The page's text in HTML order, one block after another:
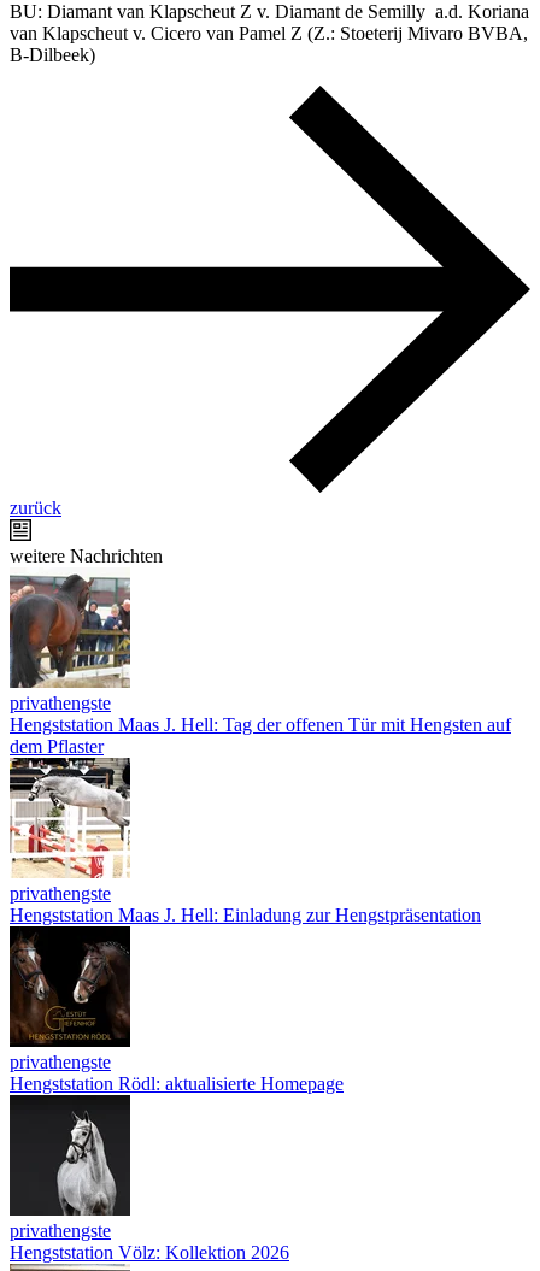
BU: Diamant van Klapscheut Z v. Diamant de Semilly a.d. Koriana
van Klapscheut v. Cicero van Pamel Z (Z.: Stoeterij Mivaro BVBA,
B-Dilbeek)
zurück
weitere Nachrichten
privathengste
Hengststation Maas J. Hell: Tag der offenen Tür mit Hengsten auf
dem Pflaster
privathengste
Hengststation Maas J. Hell: Einladung zur Hengstpräsentation
privathengste
Hengststation Rödl: aktualisierte Homepage
privathengste
Hengststation Völz: Kollektion 2026